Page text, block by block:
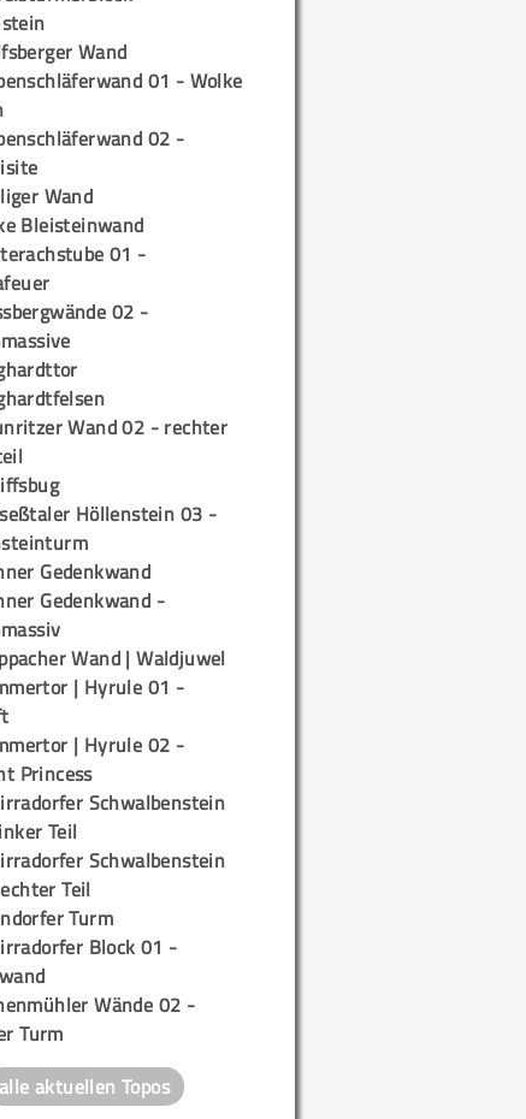
Wand
01 - Wolke
02 -
Wand
Bleisteinwand
01 -
02 -
Wand 02 - rechter
Höllenstein 03 -
Gedenkwand
Gedenkwand -
Wand | Waldjuwel
| Hyrule 01 -
| Hyrule 02 -
Princess
Schwalbenstein
Teil
Schwalbenstein
Teil
Turm
Block 01 -
Wände 02 -
Turm
alle aktuellen Topos